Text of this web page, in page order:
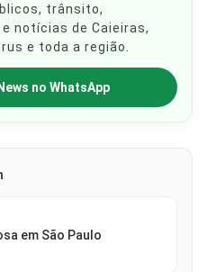
trânsito,
notícias de Caieiras,
e toda a região.
no WhatsApp
em São Paulo